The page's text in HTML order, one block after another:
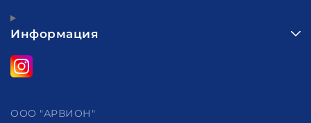
Информация
ООО "АРВИОН"